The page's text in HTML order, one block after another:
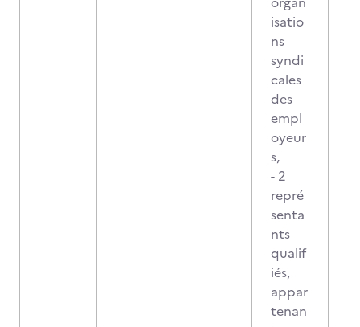
isatio
ns
syndi
cales
des
empl
oyeur
s,
- 2
repré
senta
nts
qualif
iés,
appar
tenan